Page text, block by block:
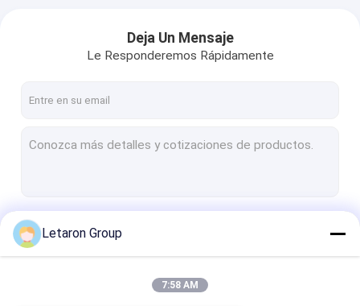
Deja Un Mensaje
Le Responderemos Rápidamente
Nuestras Categorías
Letaron Group
7:58 AM